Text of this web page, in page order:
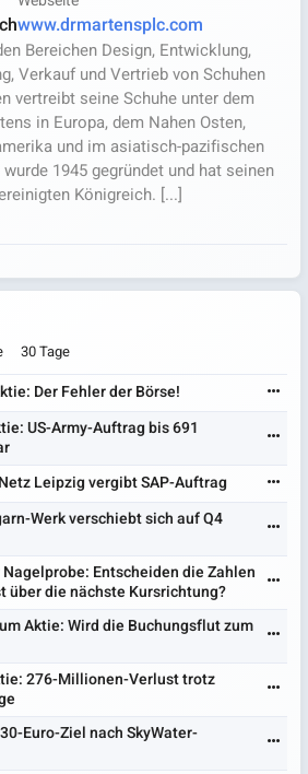
www.drmartensplc.com
Bereichen Design, Entwicklung,
Verkauf und Vertrieb von Schuhen
vertreibt seine Schuhe unter dem
in Europa, dem Nahen Osten,
und im asiatisch-pazifischen
1945 gegründet und hat seinen
Königreich. [...]
30 Tage
Der Fehler der Börse!
US-Army-Auftrag bis 691
Leipzig vergibt SAP-Auftrag
Werk verschiebt sich auf Q4
Entscheiden die Zahlen
über die nächste Kursrichtung?
Aktie: Wird die Buchungsflut zum
276-Millionen-Verlust trotz
Euro-Ziel nach SkyWater-